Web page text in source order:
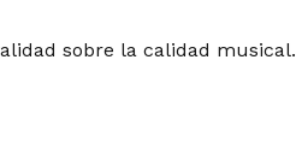
sobre la calidad musical.